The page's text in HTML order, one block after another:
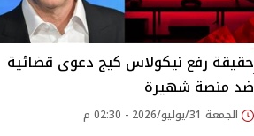
حقيقة رفع نيكولاس كيج دعوى قضائية
ضد منصة شهيرة
الجمعة 31/يوليو/2026 - 02:30 م